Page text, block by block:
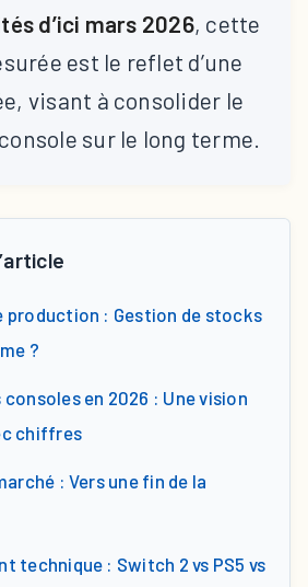
d’ici mars 2026, cette
est le reflet d’une
visant à consolider le
sur le long terme.
production : Gestion de stocks
?
en 2026 : Une vision
chiffres
: Vers une fin de la
technique : Switch 2 vs PS5 vs